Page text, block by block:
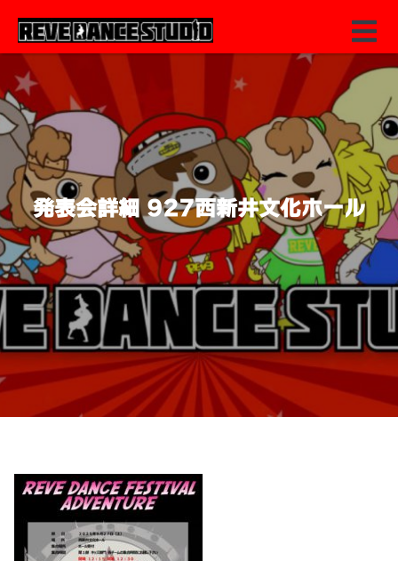
発表会詳細 927西新井文化ホール